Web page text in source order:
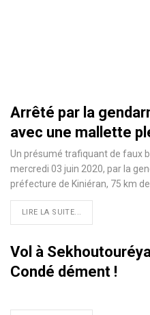
Arrêté par la
avec une mallette
Un présumé trafiquant de faux
mercredi 03 juin 2020, par la
préfecture de Kiniéran, 75 km de
LIRE LA SUITE...
Vol à
Condé dément !